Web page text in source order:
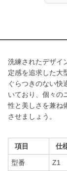
洗練されたデザイ
定感を追求した大
ぐらつきのない快
いており、個々の
性と美しさを兼ね
させましょう。
項目 仕
型番 Z1